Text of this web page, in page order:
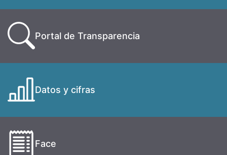
Portal de Transparencia
Datos y cifras
Face